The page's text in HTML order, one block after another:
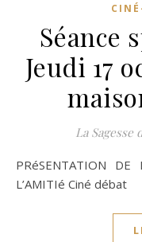
Séance
Jeudi 17
La Sagesse
PRéSENTATION DE LUC VIDAL SUIVI D’UN POT DE
L’AMITIé Ciné débat